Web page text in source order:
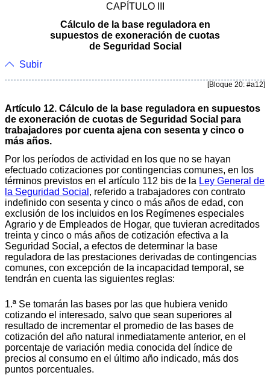
CAPÍTULO III
Cálculo de la base reguladora en
supuestos de exoneración de cuotas
de Seguridad Social
Subir
[Bloque 20: #a12]
Artículo 12. Cálculo de la base reguladora en supuestos
de exoneración de cuotas de Seguridad Social para
trabajadores por cuenta ajena con sesenta y cinco o
más años.
Por los períodos de actividad en los que no se hayan
efectuado cotizaciones por contingencias comunes, en los
términos previstos en el artículo 112 bis de la Ley General de
la Seguridad Social , referido a trabajadores con contrato
indefinido con sesenta y cinco o más años de edad, con
exclusión de los incluidos en los Regímenes especiales
Agrario y de Empleados de Hogar, que tuvieran acreditados
treinta y cinco o más años de cotización efectiva a la
Seguridad Social, a efectos de determinar la base
reguladora de las prestaciones derivadas de contingencias
comunes, con excepción de la incapacidad temporal, se
tendrán en cuenta las siguientes reglas:
1.ª Se tomarán las bases por las que hubiera venido
cotizando el interesado, salvo que sean superiores al
resultado de incrementar el promedio de las bases de
cotización del año natural inmediatamente anterior, en el
porcentaje de variación media conocida del índice de
precios al consumo en el último año indicado, más dos
puntos porcentuales.